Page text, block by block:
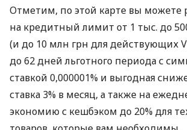
Отметим, по этой карте вы можете
на кредитный лимит от 1 тыс. до
(и до 10 млн грн для действующих
до 62 дней льготного периода с
ставкой 0,000001% и выгодная
ставка 3% в месяц, а также на
экономию с кешбэком до 20% для